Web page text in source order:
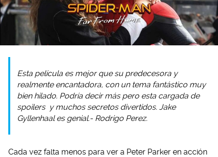
Esta película es mejor que su predecesora y
realmente encantadora, con un tema fantástico muy
bien hilado. Podría decir más pero esta cargada de
spoilers y muchos secretos divertidos. Jake
Gyllenhaal es genial.- Rodrigo Perez.
Cada vez falta menos para ver a Peter Parker en acción